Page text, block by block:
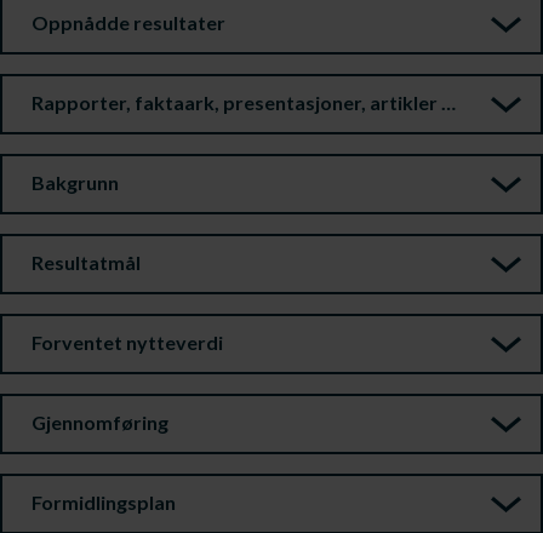
Oppnådde resultater
Rapporter, faktaark, presentasjoner, artikler m.m.
Bakgrunn
Resultatmål
Forventet nytteverdi
Gjennomføring
Formidlingsplan